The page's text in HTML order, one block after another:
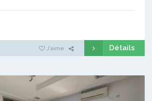
J'aime Détails